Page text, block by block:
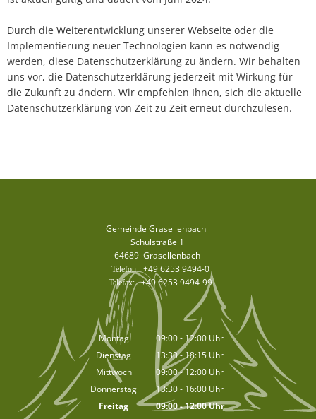
Durch die Weiterentwicklung unserer Webseite oder die
Implementierung neuer Technologien kann es notwendig
werden, diese Datenschutzerklärung zu ändern. Wir behalten
uns vor, die Datenschutzerklärung jederzeit mit Wirkung für
die Zukunft zu ändern. Wir empfehlen Ihnen, sich die aktuelle
Datenschutzerklärung von Zeit zu Zeit erneut durchzulesen.
Gemeinde Grasellenbach
Schulstraße 1
64689 Grasellenbach
+49 6253 9494-0
+49 6253 9494-99
Montag 09:00- 12:00 Uhr
Von 09:00 bis 12:00 Uhr
Dienstag 13:30-18:15 Uhr
Von 13:30 bis 18:15 Uhr
Mittwoch 09:00-12:00 Uhr
Von 09:00 bis 12:00 Uhr
Donnerstag 13:30- 16:00 Uhr
Von 13:30 bis 16:00 Uhr
Freitag 09:00-12:00Uhr